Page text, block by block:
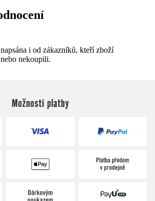
i od zákazníků, kteří zboží
nekoupili.
Možnosti platby